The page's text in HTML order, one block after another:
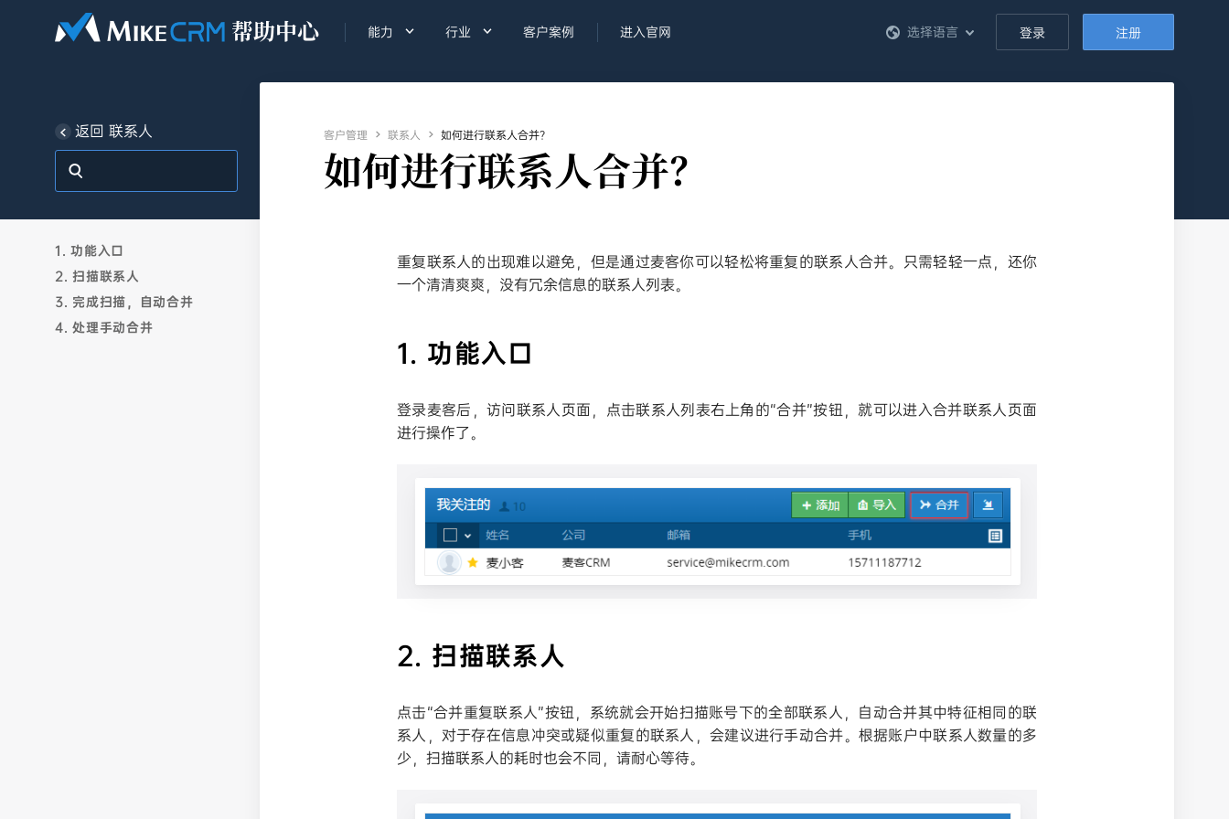
能力  行业  客户案例 进入官网 登录 注册
选择语言
返回 联系人
1. 功能入口
2. 扫描联系人
3. 完成扫描，自动合并
4. 处理手动合并
客户管理  联系人  如何进行联系人合并？
如何进行联系人合并？
重复联系人的出现难以避免，但是通过麦客你可以轻松将重复的联系人合并。只需轻轻一点，还你
一个清清爽爽，没有冗余信息的联系人列表。
1. 功能入口
登录麦客后，访问联系人页面，点击联系人列表右上角的“合并”按钮，就可以进入合并联系人页面
进行操作了。
2. 扫描联系人
点击“合并重复联系人”按钮，系统就会开始扫描账号下的全部联系人，自动合并其中特征相同的联
系人，对于存在信息冲突或疑似重复的联系人，会建议进行手动合并。根据账户中联系人数量的多
少，扫描联系人的耗时也会不同，请耐心等待。